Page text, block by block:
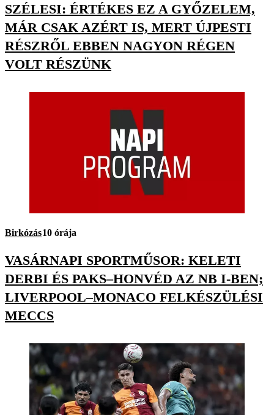
SZÉLESI: ÉRTÉKES EZ A GYŐZELEM,
MÁR CSAK AZÉRT IS, MERT ÚJPESTI
RÉSZRŐL EBBEN NAGYON RÉGEN
VOLT RÉSZÜNK
Birkózás10 órája
VASÁRNAPI SPORTMŰSOR: KELETI
DERBI ÉS PAKS–HONVÉD AZ NB I-BEN;
LIVERPOOL–MONACO FELKÉSZÜLÉSI
MECCS